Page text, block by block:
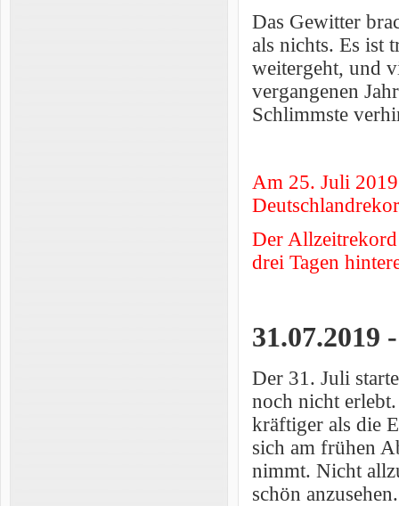
Das Gewitter
als nichts. Es ist
weitergeht, und
vergangenen
Schlimmste
Am 25. Juli
Der
drei Tagen
31.07.2019
Der 31. Juli
noch nicht
kräftiger als die
sich am frühen
nimmt. Nicht
schön